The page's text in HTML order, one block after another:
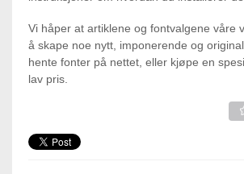
Vi håper at artiklene og fontvalgene våre
å skape noe nytt, imponerende og
hente fonter på nettet, eller kjøpe en
lav pris.